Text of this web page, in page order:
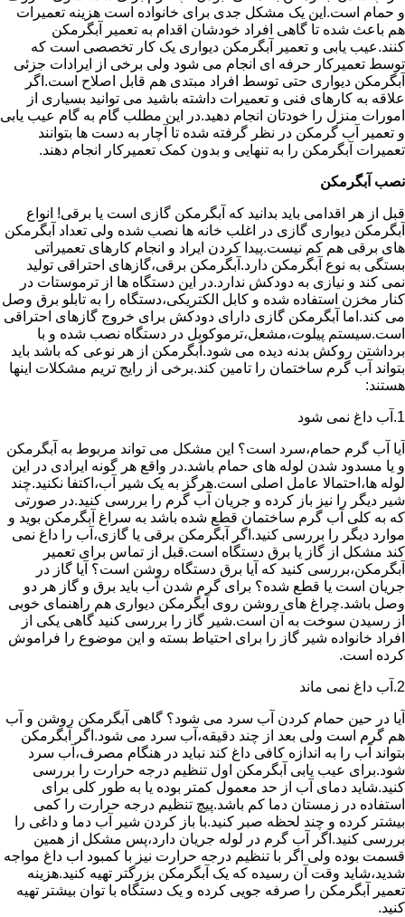
و حمام است.این یک مشکل جدی برای خانواده است هزینه تعمیرات
هم باعث شده تا گاهی افراد خودشان اقدام به تعمیر آبگرمکن
کنند.عیب یابی و تعمیر آبگرمکن دیواری یک کار تخصصی است که
توسط تعمیرکار حرفه ای انجام می شود ولی برخی از ایرادات جزئی
آبگرمکن دیواری حتی توسط افراد مبتدی هم قابل اصلاح است.اگر
علاقه به کارهای فنی و تعمیرات داشته باشید می توانید بسیاری از
امورات منزل را خودتان انجام دهید.در این مطلب گام به گام عیب یابی
و تعمیر آب گرمکن در نظر گرفته شده تا آچار به دست ها بتوانند
تعمیرات آبگرمکن را به تنهایی و بدون کمک تعمیرکار انجام دهند.
نصب آبگرمکن
قبل از هر اقدامی باید بدانید که آبگرمکن گازی است یا برقی! انواع
آبگرمکن دیواری گازی در اغلب خانه ها نصب شده ولی تعداد آبگرمکن
های برقی هم کم نیست.پیدا کردن ایراد و انجام کارهای تعمیراتی
بستگی به نوع آبگرمکن دارد.آبگرمکن برقی،گازهای احتراقی تولید
نمی کند و نیازی به دودکش ندارد.در این دستگاه ها از ترموستات در
کنار مخزن استفاده شده و کابل الکتریکی،دستگاه را به تابلو برق وصل
می کند.اما آبگرمکن گازی دارای دودکش برای خروج گازهای احتراقی
است.سیستم پیلوت،مشعل،ترموکوبل در دستگاه نصب شده و با
برداشتن روکش بدنه دیده می شود.آبگرمکن از هر نوعی که باشد باید
بتواند آب گرم ساختمان را تامین کند.برخی از رایج تریم مشکلات اینها
هستند:
1.آب داغ نمی شود
آیا آب گرم حمام،سرد است؟ این مشکل می تواند مربوط به آبگرمکن
و یا مسدود شدن لوله های حمام باشد.در واقع هر گونه ایرادی در این
لوله ها،احتمالا عامل اصلی است.هرگز به یک شیر آب،اکتفا نکنید.چند
شیر دیگر را نیز باز کرده و جریان آب گرم را بررسی کنید.در صورتی
که به کلی آب گرم ساختمان قطع شده باشد به سراغ آبگرمکن بوید و
موارد دیگر را بررسی کنید.اگر آبگرمکن برقی یا گازی،آب را داغ نمی
کند مشکل از گاز یا برق دستگاه است.قبل از تماس برای تعمیر
آبگرمکن،بررسی کنید که آیا برق دستگاه روشن است؟ آیا گاز در
جریان است یا قطع شده؟ برای گرم شدن آب باید برق و گاز هر دو
وصل باشد.چراغ های روشن روی آبگرمکن دیواری هم راهنمای خوبی
از رسیدن سوخت به آن است.شیر گاز را بررسی کنید گاهی یکی از
افراد خانواده شیر گاز را برای احتیاط بسته و این موضوع را فراموش
کرده است.
2.آب داغ نمی ماند
آیا در حین حمام کردن آب سرد می شود؟ گاهی آبگرمکن روشن و آب
هم گرم است ولی بعد از چند دقیقه،آب سرد می شود.اگر آبگرمکن
بتواند آب را به اندازه کافی داغ کند نباید در هنگام مصرف،آب سرد
شود.برای عیب یابی آبگرمکن اول تنظیم درجه حرارت را بررسی
کنید.شاید دمای آب از حد معمول کمتر بوده یا به طور کلی برای
استفاده در زمستان دما کم باشد.پیچ تنظیم درجه حرارت را کمی
بیشتر کرده و چند لحظه صبر کنید.با باز کردن شیر آب دما و داغی را
بررسی کنید.اگر آب گرم در لوله جریان دارد،پس مشکل از همین
قسمت بوده ولی اگر با تنظیم درجه حرارت نیز با کمبود اب داغ مواجه
شدید،شاید وقت آن رسیده که یک آبگرمکن بزرگتر تهیه کنید.هزینه
تعمیر آبگرمکن را صرفه جویی کرده و یک دستگاه با توان بیشتر تهیه
کنید.